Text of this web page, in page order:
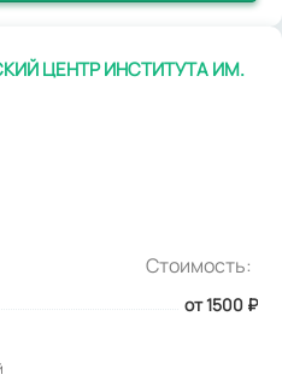
ЦЕНТР ИНСТИТУТА ИМ.
Стоимость:
от 1500 ₽